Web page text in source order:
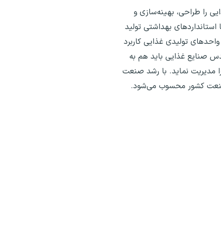
را طراحی، بهینه‌سازی و
بهداشتی تولید
تولیدی غذایی کاربرد
صنایع غذایی باید هم به
مدیریت نماید. با رشد صنعت
صنعت کشور محسوب می‌شود.